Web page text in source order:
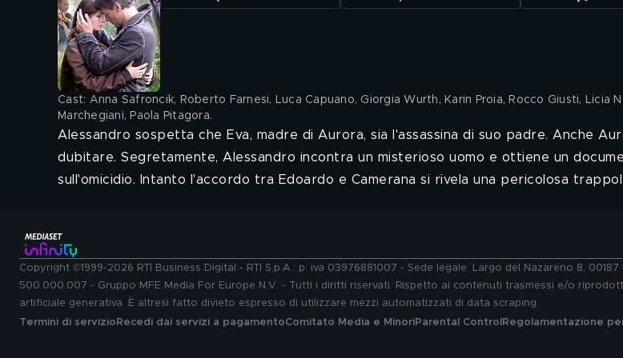
Cast: Anna Safroncik, Roberto Farnesi, Luca Capuano, Giorgia Wurth, Karin Proia, Rocco Giusti, Licia
Marchegiani, Paola Pitagora.
Alessandro sospetta che Eva, madre di Aurora, sia l'assassina di suo padre. Anche
dubitare. Segretamente, Alessandro incontra un misterioso uomo e ottiene un
sull'omicidio. Intanto l'accordo tra Edoardo e Camerana si rivela una pericolosa
Copyright ©1999-2026 RTI Business Digital - RTI S.p.A.: p. iva 03976881007 - Sede legale: Largo del Nazareno 8,
500.000.007 - Gruppo MFE Media For Europe N.V. - Tutti i diritti riservati. Rispetto ai contenuti trasmessi e/o
artificiale generativa. È altresì fatto divieto espresso di utilizzare mezzi automatizzati di data scraping.
Termini di servizio Recedi dai servizi a pagamentoComitato Media e MinoriParental Control Regolamentazione